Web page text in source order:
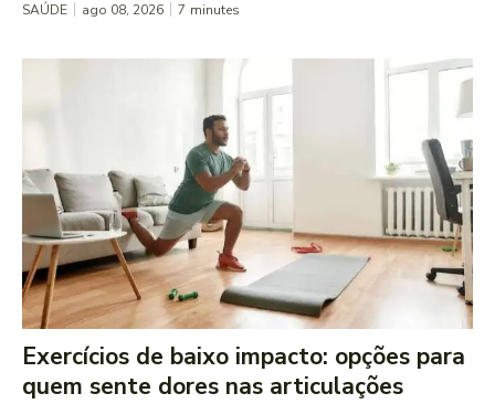
SAÚDE ago 08, 2026 7 minutes
Exercícios de baixo impacto: opções para
quem sente dores nas articulações